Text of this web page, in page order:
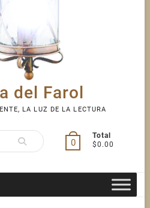
del Farol
LA LUZ DE LA LECTURA
Search
0
Total
$0.00